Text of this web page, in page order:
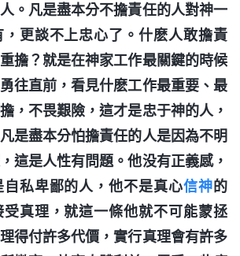
。凡是盡本分不擔責任的人對神一
更談不上忠心了。什麽人敢擔責
擔？就是在神家工作最關鍵的時候
往直前，看見什麽工作最重要、最
，不畏艱險，這才是忠于神的人，
是盡本分怕擔責任的人是因為不明
這是人性有問題。他没有正義感，
私卑鄙的人，他不是真心信神的
真理，就這一條他就不可能蒙拯
得付許多代價，實行真理會有許多